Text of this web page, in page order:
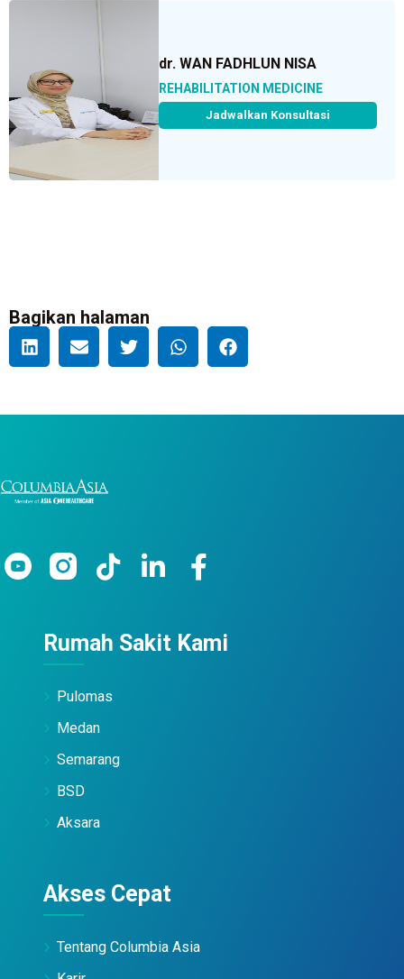
dr. WAN FADHLUN NISA
REHABILITATION MEDICINE
Jadwalkan Konsultasi
Bagikan halaman
Rumah Sakit Kami
Pulomas
Medan
Semarang
BSD
Aksara
Akses Cepat
Tentang Columbia Asia